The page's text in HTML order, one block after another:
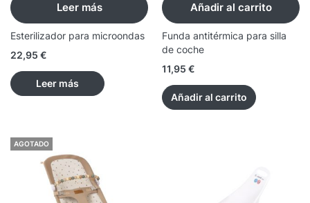
Leer más
Esterilizador para microondas
22,95 €
Leer más
Añadir al carrito
Funda antitérmica para silla
de coche
11,95 €
Añadir al carrito
AGOTADO